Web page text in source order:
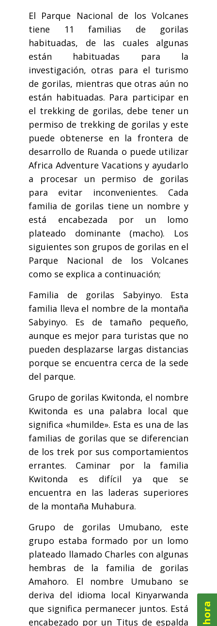
El Parque Nacional de los Volcanes
tiene 11 familias de gorilas
habituadas, de las cuales algunas
están habituadas para la
investigación, otras para el turismo
de gorilas, mientras que otras aún no
están habituadas. Para participar en
el trekking de gorilas, debe tener un
permiso de trekking de gorilas y este
puede obtenerse en la frontera de
desarrollo de Ruanda o puede utilizar
Africa Adventure Vacations y ayudarlo
a procesar un permiso de gorilas
para evitar inconvenientes. Cada
familia de gorilas tiene un nombre y
está encabezada por un lomo
plateado dominante (macho). Los
siguientes son grupos de gorilas en el
Parque Nacional de los Volcanes
como se explica a continuación;
Familia de gorilas Sabyinyo. Esta
familia lleva el nombre de la montaña
Sabyinyo. Es de tamaño pequeño,
aunque es mejor para turistas que no
pueden desplazarse largas distancias
porque se encuentra cerca de la sede
del parque.
Grupo de gorilas Kwitonda, el nombre
Kwitonda es una palabra local que
significa «humilde». Esta es una de las
familias de gorilas que se diferencian
de los trek por sus comportamientos
errantes. Caminar por la familia
Kwitonda es difícil ya que se
encuentra en las laderas superiores
de la montaña Muhabura.
Grupo de gorilas Umubano, este
grupo estaba formado por un lomo
plateado llamado Charles con algunas
hembras de la familia de gorilas
Amahoro. El nombre Umubano se
deriva del idioma local Kinyarwanda
que significa permanecer juntos. Está
encabezado por un Titus de espalda